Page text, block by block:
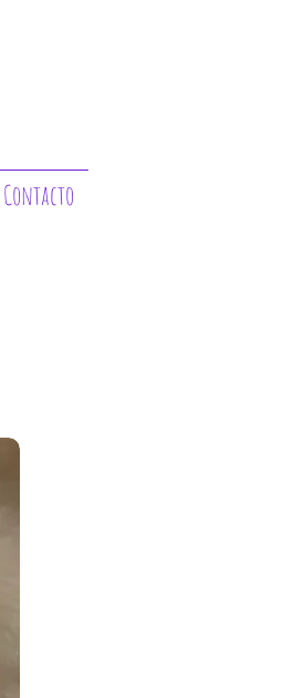
Contacto